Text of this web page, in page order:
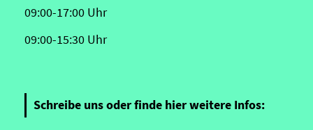
09:00-17:00 Uhr
09:00-15:30 Uhr
Schreibe uns oder finde hier weitere Infos: